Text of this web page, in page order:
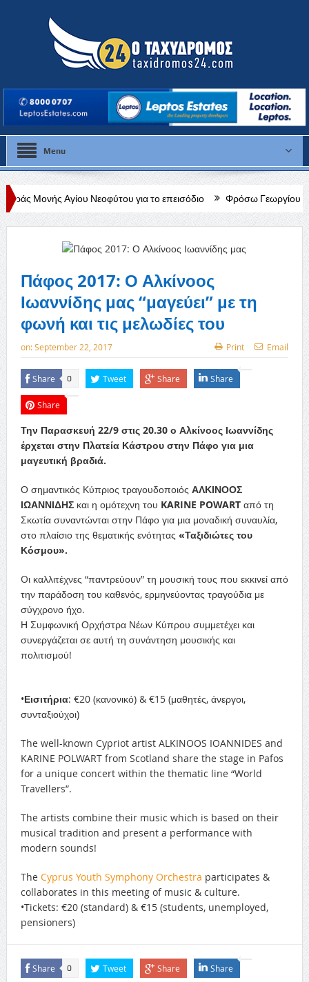
Menu
Νεοφύτου για το επεισόδιο Φρόσω Γεωργίου: «Διαρκής,
Πάφος 2017: Ο Αλκίνοος
Ιωαννίδης μας “μαγεύει” με τη
φωνή και τις μελωδίες του
on:September 22, 2017 Print Email
Share 0 Tweet Share Share
Share
Την Παρασκευή 22/9 στις 20.30 ο Αλκίνοος Ιωαννίδης
έρχεται στην Πλατεία Κάστρου στην Πάφο για μια
μαγευτική βραδιά.
Ο σημαντικός Κύπριος τραγουδοποιός ΑΛΚΙΝΟΟΣ
ΙΩΑΝΝΙΔΗΣκαι η ομότεχνη του KARINE POWARTαπό τη
Σκωτία συναντώνται στην Πάφο για μια μοναδική συναυλία,
στο πλαίσιο της θεματικής ενότητας «Ταξιδιώτες του
Κόσμου».
Oι καλλιτέχνες “παντρεύουν” τη μουσική τους που εκκινεί από
την παράδοση του καθενός, ερμηνεύοντας τραγούδια με
σύγχρονο ήχο.
Η Συμφωνική Ορχήστρα Νέων Κύπρου συμμετέχει και
συνεργάζεται σε αυτή τη συνάντηση μουσικής και
πολιτισμού!
•Εισιτήρια: €20 (κανονικό) & €15 (μαθητές, άνεργοι,
συνταξιούχοι)
The well-known Cypriot artist ALKINOOS IOANNIDES and
KARINE POLWART from Scotland share the stage in Pafos
for a unique concert within the thematic line “World
Travellers”.
The artists combine their music which is based on their
musical tradition and present a performance with
modern sounds!
The Cyprus Youth Symphony Orchestra participates &
collaborates in this meeting of music & culture.
•Tickets: €20 (standard) & €15 (students, unemployed,
pensioners)
Share 0 Tweet Share Share